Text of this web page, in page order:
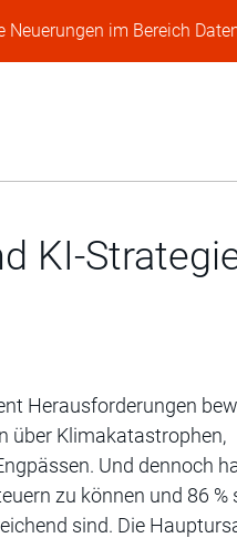
Neuerungen im Bereich
KI-
Herausforderungen
über Klimakatastrophen,
Und dennoch
zu können und 86 %
sind. Die